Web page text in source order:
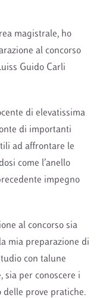
magistrale, ho
al concorso
Guido Carli
di elevatissima
di importanti
ad affrontare le
come l’anello
impegno
al concorso sia
mia preparazione di
con talune
sia per conoscere i
prove pratiche.